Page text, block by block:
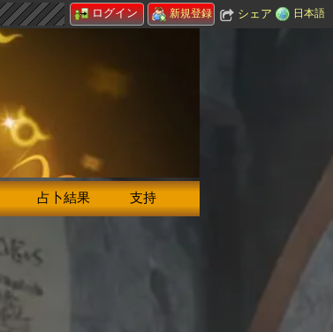
ログイン 新規登録 シェア 日本語
占卜結果 支持